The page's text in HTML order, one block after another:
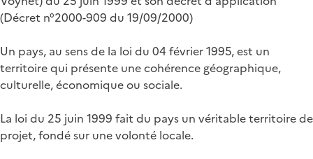
(Décret n°2000-909 du 19/09/2000)
Un pays, au sens de la loi du 04 février 1995, est un
territoire qui présente une cohérence géographique,
culturelle, économique ou sociale.
La loi du 25 juin 1999 fait du pays un véritable territoire de
projet, fondé sur une volonté locale.